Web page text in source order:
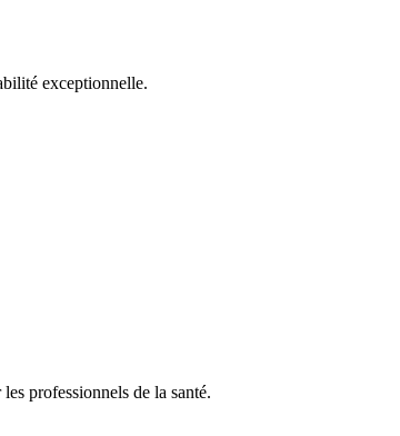
exceptionnelle.
professionnels de la santé.